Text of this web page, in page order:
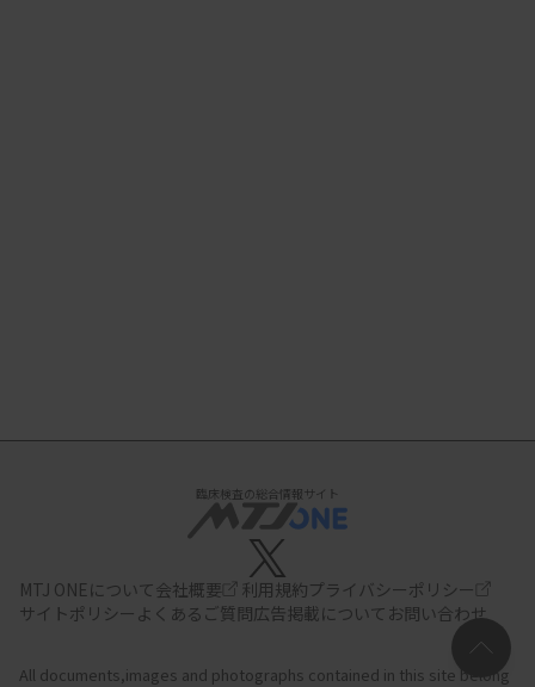
臨床検査の総合情報サイト
MTJ ONEについて会社概要 利用規約プライバシーポリシー
サイトポリシー よくあるご質問広告掲載について お問い合わせ
All documents,images and photographs contained in this site belong